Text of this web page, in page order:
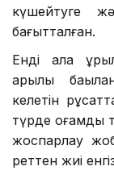
күшейтуге
бағытталған.
Енді қала
арқылы
келетін
түрде қоғамдық
жоспарлау
реттен жиі